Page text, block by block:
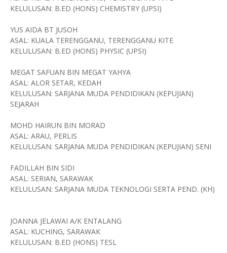
KELULUSAN: B.ED (HONS) CHEMISTRY (UPSI)
YUS AIDA BT JUSOH
ASAL: KUALA TERENGGANU, TERENGGANU KITE
KELULUSAN: B.ED (HONS) PHYSIC (UPSI)
MEGAT SAFUAN BIN MEGAT YAHYA
ASAL: ALOR SETAR, KEDAH
KELULUSAN: SARJANA MUDA PENDIDIKAN (KEPUJIAN)
SEJARAH
MOHD HAIRUN BIN MORAD
ASAL: ARAU, PERLIS
KELULUSAN: SARJANA MUDA PENDIDIKAN (KEPUJIAN) SENI
FADILLAH BIN SIDI
ASAL: SERIAN, SARAWAK
KELULUSAN: SARJANA MUDA TEKNOLOGI SERTA PEND. (KH)
JOANNA JELAWAI A/K ENTALANG
ASAL: KUCHING, SARAWAK
KELULUSAN: B.ED (HONS) TESL